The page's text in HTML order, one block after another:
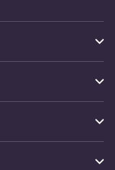
Boschilta,
pitkälle
ja
on